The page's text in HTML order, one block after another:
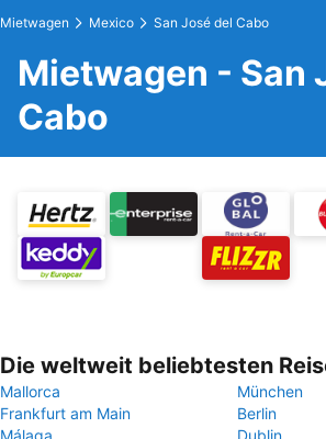
Mietwagen Mexico San José del Cabo
Mietwagen - San
Cabo
Die weltweit beliebtesten
Mallorca
München
Frankfurt am Main
Berlin
Málaga
Dublin